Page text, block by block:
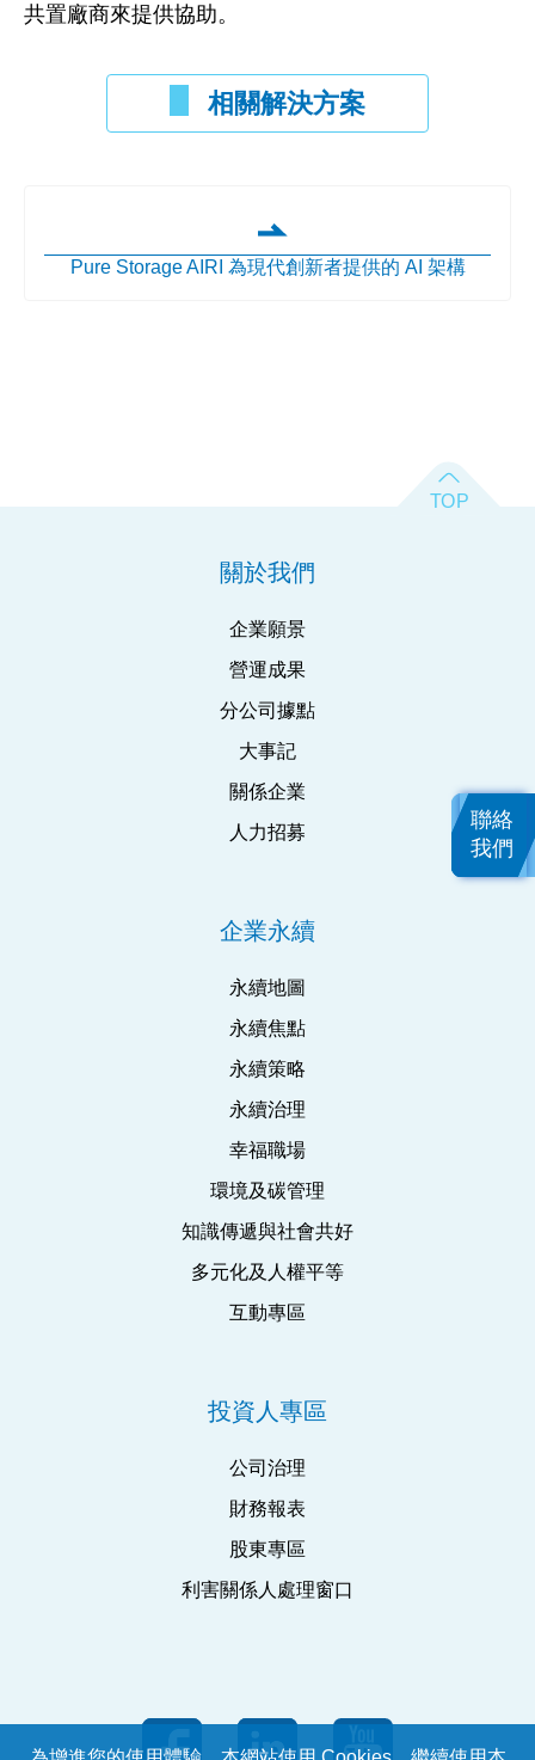
共置廠商來提供協助。
相關解決方案
Pure Storage AIRI 為現代創新者提供的 AI 架構
關於我們
企業願景
營運成果
分公司據點
大事記
關係企業
人力招募
企業永續
永續地圖
永續焦點
永續策略
永續治理
幸福職場
環境及碳管理
知識傳遞與社會共好
多元化及人權平等
互動專區
投資人專區
公司治理
財務報表
股東專區
利害關係人處理窗口
聯絡
我們